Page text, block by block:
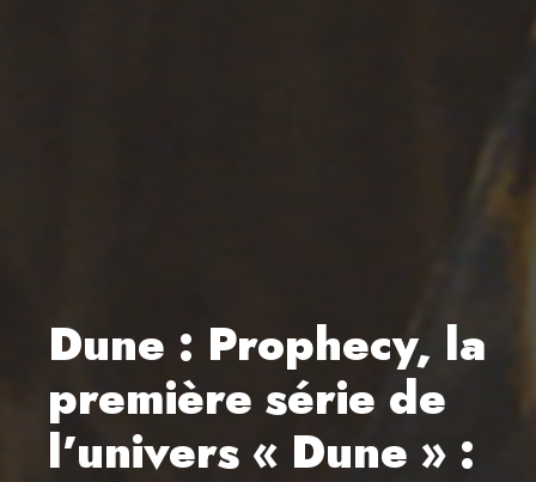
Dune : Prophecy, la
première série de
l’univers « Dune » :